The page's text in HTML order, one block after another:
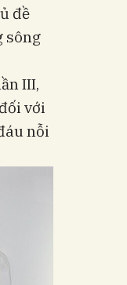
đề
sông
III,
với
nỗi